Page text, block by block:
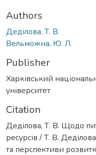
Authors
Деділова, Т. В.
Вельможна, Ю. Л.
Publisher
Харківський
університет
Citation
Деділова, Т. В. Щодо
ресурсів / Т. В.
та перспективи